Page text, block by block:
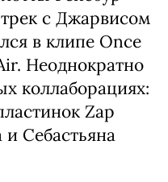
с Джарвисом
в клипе Once
Неоднократно
коллаборациях:
Zap
Себастьяна